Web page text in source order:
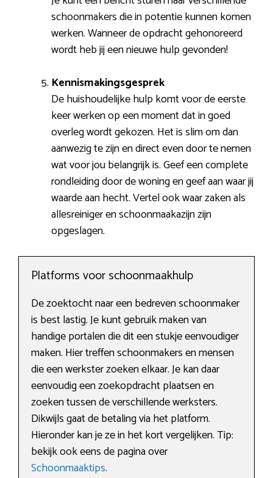
schoonmakers die in potentie kunnen komen
werken. Wanneer de opdracht gehonoreerd
wordt heb jij een nieuwe hulp gevonden!
Kennismakingsgesprek
De huishoudelijke hulp komt voor de eerste
keer werken op een moment dat in goed
overleg wordt gekozen. Het is slim om dan
aanwezig te zijn en direct even door te nemen
wat voor jou belangrijk is. Geef een complete
rondleiding door de woning en geef aan waar jij
waarde aan hecht. Vertel ook waar zaken als
allesreiniger en schoonmaakazijn zijn
opgeslagen.
Platforms voor schoonmaakhulp
De zoektocht naar een bedreven schoonmaker
is best lastig. Je kunt gebruik maken van
handige portalen die dit een stukje eenvoudiger
maken. Hier treffen schoonmakers en mensen
die een werkster zoeken elkaar. Je kan daar
eenvoudig een zoekopdracht plaatsen en
zoeken tussen de verschillende werksters.
Dikwijls gaat de betaling via het platform.
Hieronder kan je ze in het kort vergelijken. Tip:
bekijk ook eens de pagina over
Schoonmaaktips.